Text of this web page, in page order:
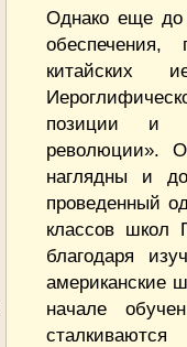
Однако еще до
китайских
позиции и
революции».
наглядны и
проведенный
классов школ
благодаря
американские
начале